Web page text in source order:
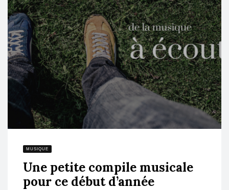
MUSIQUE
Une petite compile musicale
pour ce début d’année